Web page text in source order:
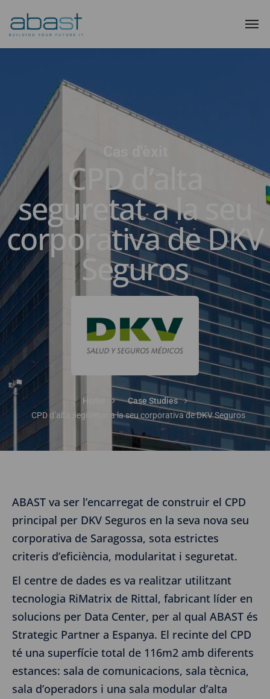
Cas d'èxit
CPD d’alta
seguretat a la seu
corporativa de DKV
Seguros
Home
Case Studies
CPD d’alta seguretat a la seu corporativa de DKV Seguros
ABAST va ser l’encarregat de construir el CPD
principal per DKV Seguros en la seva nova seu
corporativa de Saragossa, sota estrictes
criteris d’eficiència, modularitat i seguretat.
El centre de dades es va realitzar utilitzant
tecnologia RiMatrix de Rittal, fabricant líder en
solucions per Data Center, per al qual ABAST és
Strategic Partner a Espanya. El recinte del CPD
té una superfície total de 116m2 amb diferents
estances: sala de comunicacions, sala tècnica,
sala d’operadors i una sala modular d’alta